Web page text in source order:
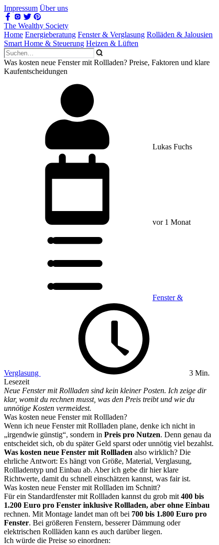
Impressum Über uns
The Wealthy Society
Home Energieberatung Fenster & Verglasung Rolläden & Jalousien
Smart Home & Steuerung Heizen & Lüften
Was kosten neue Fenster mit Rollladen? Preise, Faktoren und klare
Kaufentscheidungen
Lukas Fuchs
vor 1 Monat
Fenster &
Verglasung
3 Min.
Lesezeit
Neue Fenster mit Rollladen sind kein kleiner Posten. Ich zeige dir
klar, womit du rechnen musst, was den Preis treibt und wie du
unnötige Kosten vermeidest.
Was kosten neue Fenster mit Rollladen?
Wenn ich neue Fenster mit Rollladen plane, denke ich nicht in
„irgendwie günstig“, sondern in Preis pro Nutzen. Denn genau da
entscheidet sich, ob du später Geld sparst oder unnötig viel bezahlst.
Was kosten neue Fenster mit Rollladen also wirklich? Die
ehrliche Antwort: Es hängt von Größe, Material, Verglasung,
Rollladentyp und Einbau ab. Aber ich gebe dir hier klare
Richtwerte, damit du schnell einschätzen kannst, was fair ist.
Was kosten neue Fenster mit Rollladen im Schnitt?
Für ein Standardfenster mit Rollladen kannst du grob mit 400 bis
1.200 Euro pro Fenster inklusive Rollladen, aber ohne Einbau
rechnen. Mit Montage landet man oft bei 700 bis 1.800 Euro pro
Fenster. Bei größeren Fenstern, besserer Dämmung oder
elektrischen Rollläden kann es auch darüber liegen.
Ich würde die Preise so einordnen: